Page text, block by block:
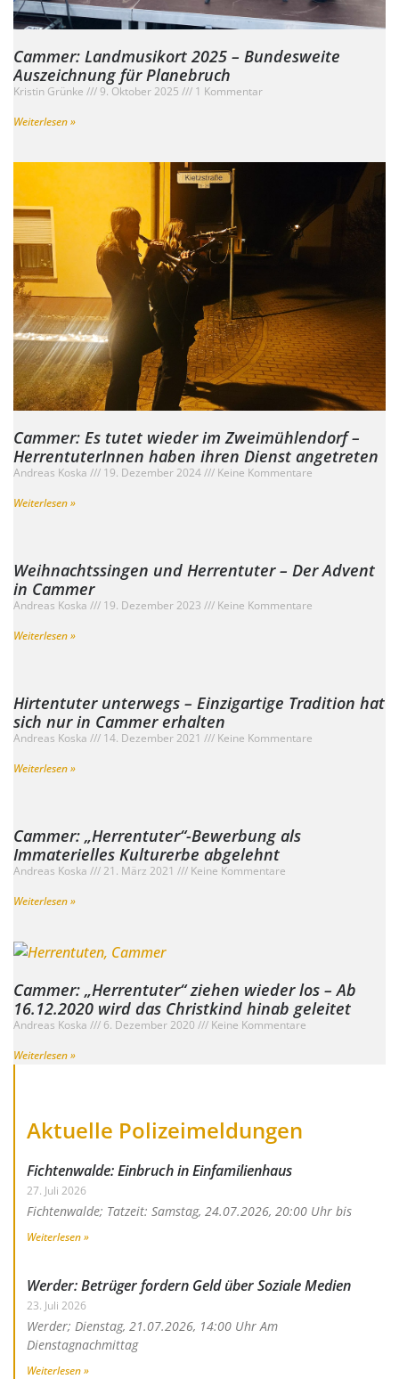
Cammer: Landmusikort 2025 – Bundesweite
Auszeichnung für Planebruch
Kristin Grünke 9. Oktober 2025
1 Kommentar
Weiterlesen »
Cammer: Es tutet wieder im Zweimühlendorf –
HerrentuterInnen haben ihren Dienst angetreten
Andreas Koska 19. Dezember 2024
Keine Kommentare
Weiterlesen »
Weihnachtssingen und Herrentuter – Der Advent
in Cammer
Andreas Koska 19. Dezember 2023
Keine Kommentare
Weiterlesen »
Hirtentuter unterwegs – Einzigartige Tradition hat
sich nur in Cammer erhalten
Andreas Koska 14. Dezember 2021
Keine Kommentare
Weiterlesen »
Cammer: „Herrentuter“-Bewerbung als
Immaterielles Kulturerbe abgelehnt
Andreas Koska 21. März 2021
Keine Kommentare
Weiterlesen »
Cammer: „Herrentuter“ ziehen wieder los – Ab
16.12.2020 wird das Christkind hinab geleitet
Andreas Koska 6. Dezember 2020
Keine Kommentare
Weiterlesen »
Aktuelle Polizeimeldungen
Fichtenwalde: Einbruch in Einfamilienhaus
27. Juli 2026
Fichtenwalde; Tatzeit: Samstag, 24.07.2026, 20:00 Uhr bis
Weiterlesen »
Werder: Betrüger fordern Geld über Soziale Medien
23. Juli 2026
Werder; Dienstag, 21.07.2026, 14:00 Uhr Am
Dienstagnachmittag
Weiterlesen »